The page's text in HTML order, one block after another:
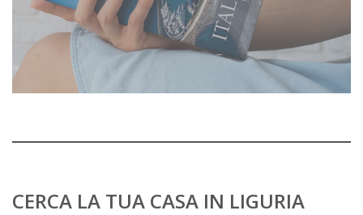
CERCA LA TUA CASA IN LIGURIA